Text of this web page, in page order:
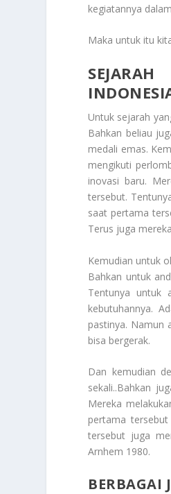
kegiatannya
Maka untuk itu
Untuk sejarah
Bahkan beliau
medali emas.
mengikuti
inovasi baru.
tersebut.
saat pertama
Terus juga
Kemudian untuk
Bahkan untuk
Tentunya untuk
kebutuhannya.
pastinya. Namun
bisa bergerak.
Dan kemudian
sekali..Bahkan
Mereka
pertama
tersebut juga
Arnhem 1980.
BERBAGAI